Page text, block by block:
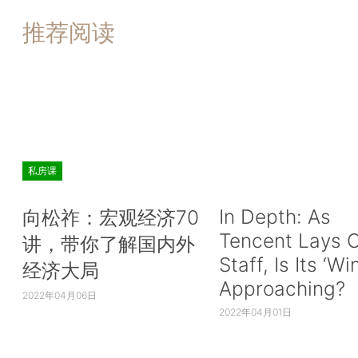
推荐阅读
私房课
向松祚：宏观经济70
讲，带你了解国内外
经济大局
2022年04月06日
In Depth: As
Tencent Lays
Staff, Is Its
Approaching?
2022年04月01日